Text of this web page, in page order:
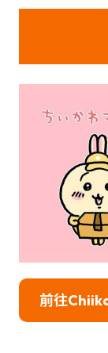
前往